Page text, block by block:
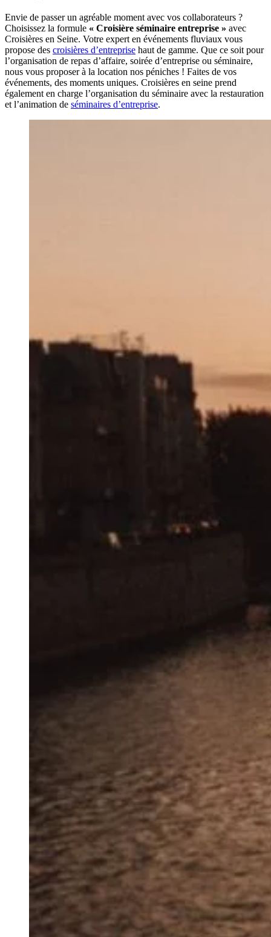
Envie de passer un agréable moment avec vos collaborateurs ?
Choisissez la formule « Croisière séminaire entreprise » avec
Croisières en Seine. Votre expert en événements fluviaux vous
propose des croisières d’entreprise haut de gamme. Que ce soit pour
l’organisation de repas d’affaire, soirée d’entreprise ou séminaire,
nous vous proposer à la location nos péniches ! Faites de vos
événements, des moments uniques. Croisières en seine prend
également en charge l’organisation du séminaire avec la restauration
et l’animation de séminaires d’entreprise.